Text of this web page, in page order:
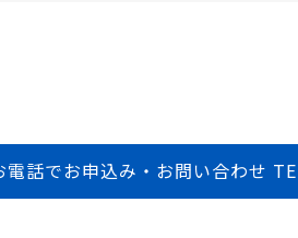
電話でお申込み・お問い合わせ